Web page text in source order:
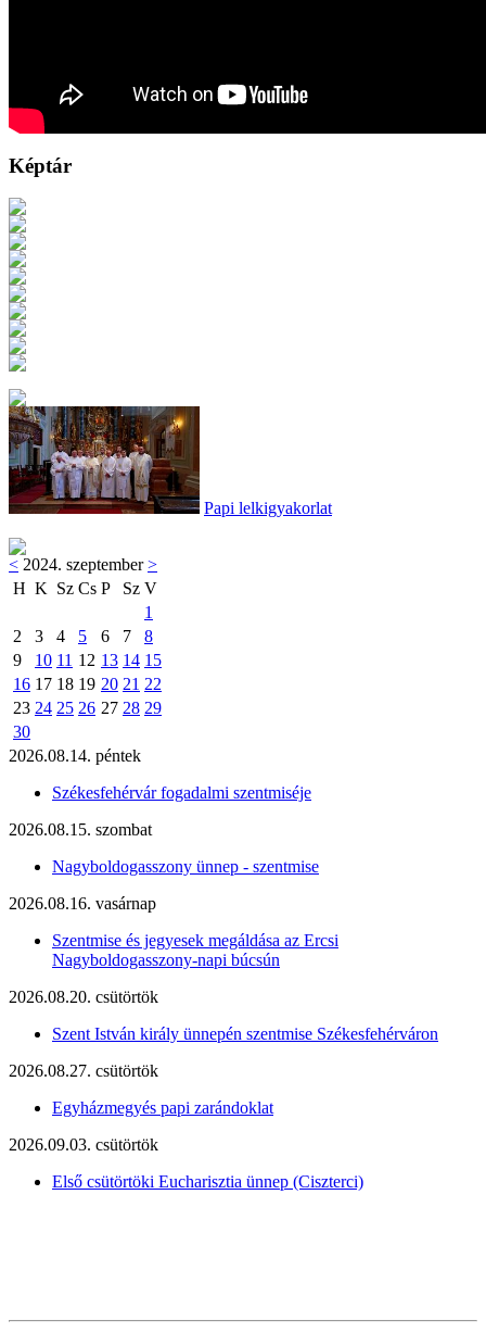
Képtár
Papi lelkigyakorlat
< 2024. szeptember>
H K Sz Cs P Sz V
1
2
3 4 5 6 7
8
9
10 11 12 13 14 15
16 17 18 19 20 21 22
23 24 25 26 27 28 29
30
2026.08.14. péntek
Székesfehérvár fogadalmi szentmiséje
2026.08.15. szombat
Nagyboldogasszony ünnep - szentmise
2026.08.16. vasárnap
Szentmise és jegyesek megáldása az Ercsi
Nagyboldogasszony-napi búcsún
2026.08.20. csütörtök
Szent István király ünnepén szentmise Székesfehérváron
2026.08.27. csütörtök
Egyházmegyés papi zarándoklat
2026.09.03. csütörtök
Első csütörtöki Eucharisztia ünnep (Ciszterci)